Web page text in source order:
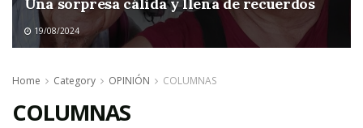
19/08/2024
Home Category OPINIÓN COLUMNAS
COLUMNAS